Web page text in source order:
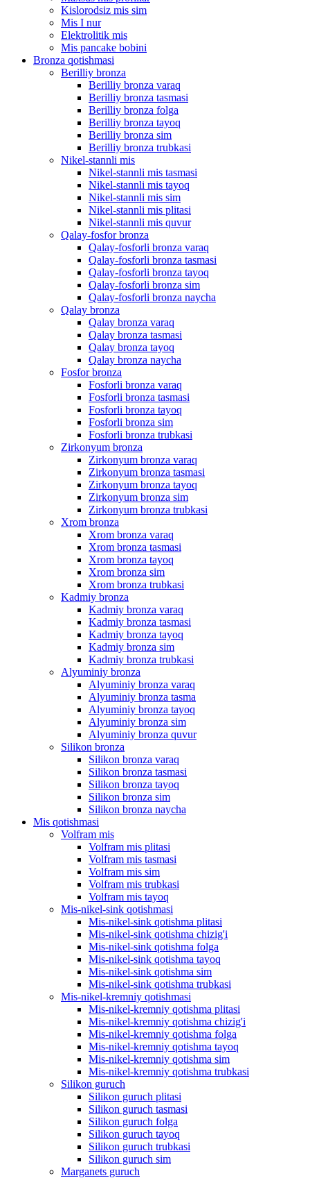
Kislorodsiz mis sim
Mis I nur
Elektrolitik mis
Mis pancake bobini
Bronza qotishmasi
Berilliy bronza
Berilliy bronza varaq
Berilliy bronza tasmasi
Berilliy bronza folga
Berilliy bronza tayoq
Berilliy bronza sim
Berilliy bronza trubkasi
Nikel-stannli mis
Nikel-stannli mis tasmasi
Nikel-stannli mis tayoq
Nikel-stannli mis sim
Nikel-stannli mis plitasi
Nikel-stannli mis quvur
Qalay-fosfor bronza
Qalay-fosforli bronza varaq
Qalay-fosforli bronza tasmasi
Qalay-fosforli bronza tayoq
Qalay-fosforli bronza sim
Qalay-fosforli bronza naycha
Qalay bronza
Qalay bronza varaq
Qalay bronza tasmasi
Qalay bronza tayoq
Qalay bronza naycha
Fosfor bronza
Fosforli bronza varaq
Fosforli bronza tasmasi
Fosforli bronza tayoq
Fosforli bronza sim
Fosforli bronza trubkasi
Zirkonyum bronza
Zirkonyum bronza varaq
Zirkonyum bronza tasmasi
Zirkonyum bronza tayoq
Zirkonyum bronza sim
Zirkonyum bronza trubkasi
Xrom bronza
Xrom bronza varaq
Xrom bronza tasmasi
Xrom bronza tayoq
Xrom bronza sim
Xrom bronza trubkasi
Kadmiy bronza
Kadmiy bronza varaq
Kadmiy bronza tasmasi
Kadmiy bronza tayoq
Kadmiy bronza sim
Kadmiy bronza trubkasi
Alyuminiy bronza
Alyuminiy bronza varaq
Alyuminiy bronza tasma
Alyuminiy bronza tayoq
Alyuminiy bronza sim
Alyuminiy bronza quvur
Silikon bronza
Silikon bronza varaq
Silikon bronza tasmasi
Silikon bronza tayoq
Silikon bronza sim
Silikon bronza naycha
Mis qotishmasi
Volfram mis
Volfram mis plitasi
Volfram mis tasmasi
Volfram mis sim
Volfram mis trubkasi
Volfram mis tayoq
Mis-nikel-sink qotishmasi
Mis-nikel-sink qotishma plitasi
Mis-nikel-sink qotishma chizig'i
Mis-nikel-sink qotishma folga
Mis-nikel-sink qotishma tayoq
Mis-nikel-sink qotishma sim
Mis-nikel-sink qotishma trubkasi
Mis-nikel-kremniy qotishmasi
Mis-nikel-kremniy qotishma plitasi
Mis-nikel-kremniy qotishma chizig'i
Mis-nikel-kremniy qotishma folga
Mis-nikel-kremniy qotishma tayoq
Mis-nikel-kremniy qotishma sim
Mis-nikel-kremniy qotishma trubkasi
Silikon guruch
Silikon guruch plitasi
Silikon guruch tasmasi
Silikon guruch folga
Silikon guruch tayoq
Silikon guruch trubkasi
Silikon guruch sim
Marganets guruch